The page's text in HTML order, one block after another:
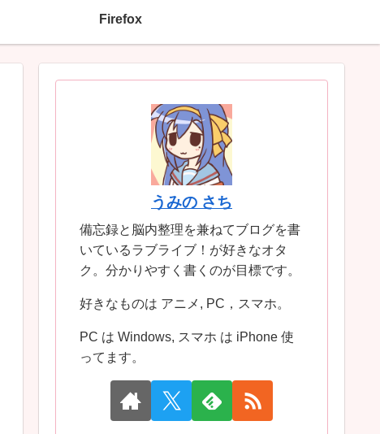
Firefox
うみの さち
備忘録と脳内整理を兼ねてブログを書
いているラブライブ！が好きなオタ
ク。分かりやすく書くのが目標です。
好きなものは アニメ, PC，スマホ。
PC は Windows, スマホ は iPhone 使
ってます。